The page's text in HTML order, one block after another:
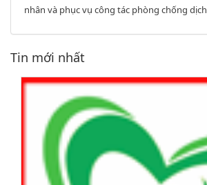
nhân và phục vụ công tác phòng chống dịch
Tin mới nhất